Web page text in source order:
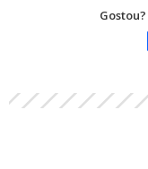
Gostou?